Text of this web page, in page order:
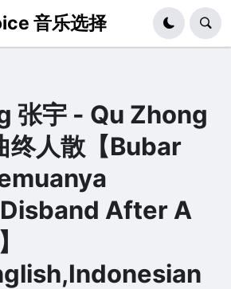
音乐选择
张宇 - Qu Zhong
终人散【Bubar
After A